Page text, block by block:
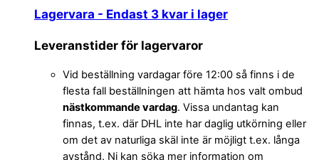
Lagervara - Endast 3 kvar i lager
Leveranstider för lagervaror
Vid beställning vardagar före 12:00 så finns i de
flesta fall beställningen att hämta hos valt ombud
nästkommande vardag. Vissa undantag kan
finnas, t.ex. där DHL inte har daglig utkörning eller
om det av naturliga skäl inte är möjligt t.ex. långa
avstånd. Ni kan söka mer information om